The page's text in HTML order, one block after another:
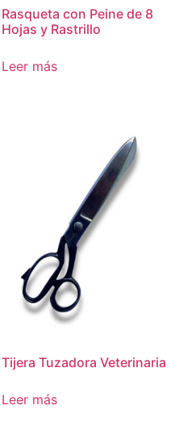
Rasqueta con Peine de 8
Hojas y Rastrillo
Leer más
Tijera Tuzadora Veterinaria
Leer más